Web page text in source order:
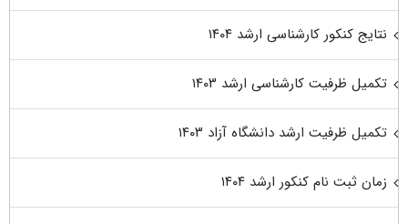
نتایج کنکور کارشناسی ارشد ۱۴۰۴
تکمیل ظرفیت کارشناسی ارشد ۱۴۰۳
تکمیل ظرفیت ارشد دانشگاه آزاد ۱۴۰۳
زمان ثبت نام کنکور ارشد ۱۴۰۴